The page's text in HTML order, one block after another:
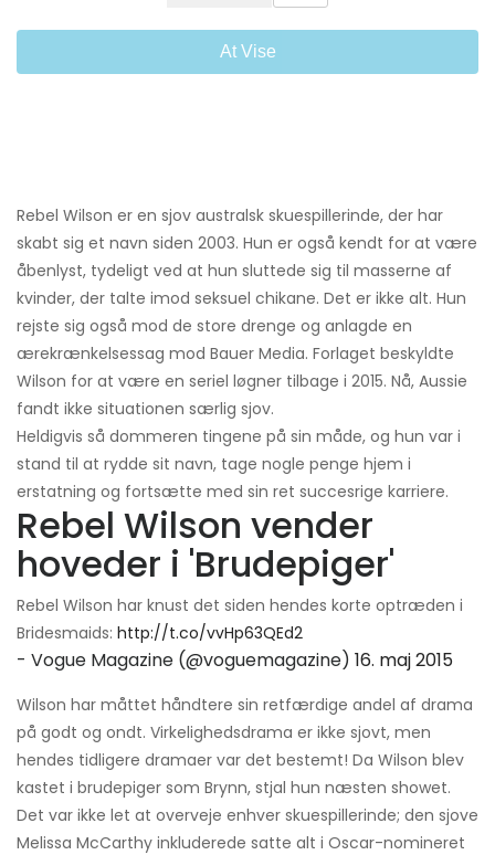
At Vise
Rebel Wilson er en sjov australsk skuespillerinde, der har
skabt sig et navn siden 2003. Hun er også kendt for at være
åbenlyst, tydeligt ved at hun sluttede sig til masserne af
kvinder, der talte imod seksuel chikane. Det er ikke alt. Hun
rejste sig også mod de store drenge og anlagde en
ærekrænkelsessag mod Bauer Media. Forlaget beskyldte
Wilson for at være en seriel løgner tilbage i 2015. Nå, Aussie
fandt ikke situationen særlig sjov.
Heldigvis så dommeren tingene på sin måde, og hun var i
stand til at rydde sit navn, tage nogle penge hjem i
erstatning og fortsætte med sin ret succesrige karriere.
Rebel Wilson vender
hoveder i 'Brudepiger'
Rebel Wilson har knust det siden hendes korte optræden i
Bridesmaids: http://t.co/vvHp63QEd2
- Vogue Magazine (@voguemagazine) 16. maj 2015
Wilson har måttet håndtere sin retfærdige andel af drama
på godt og ondt. Virkelighedsdrama er ikke sjovt, men
hendes tidligere dramaer var det bestemt! Da Wilson blev
kastet i brudepiger som Brynn, stjal hun næsten showet.
Det var ikke let at overveje enhver skuespillerinde; den sjove
Melissa McCarthy inkluderede satte alt i Oscar-nomineret